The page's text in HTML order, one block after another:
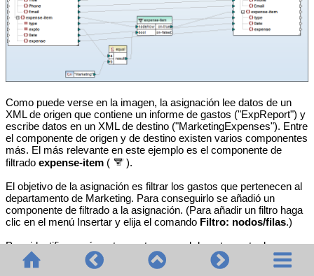
Como puede verse en la imagen, la asignación lee datos de un
XML de origen que contiene un informe de gastos ("ExpReport") y
escribe datos en un XML de destino ("MarketingExpenses"). Entre
el componente de origen y de destino existen varios componentes
más. El más relevante en este ejemplo es el componente de
filtrado expense-item(
).
El objetivo de la asignación es filtrar los gastos que pertenecen al
departamento de Marketing. Para conseguirlo se añadió un
componente de filtrado a la asignación. (Para añadir un filtro haga
clic en el menú Insertar y elija el comando Filtro: nodos/filas.)
Para identificar qué gastos pertenecen al departamento de
Marketing, la asignación busca el valor del atributo "expto" del
XML de origen. Este atributo tiene el valor "Marketing" si el gasto